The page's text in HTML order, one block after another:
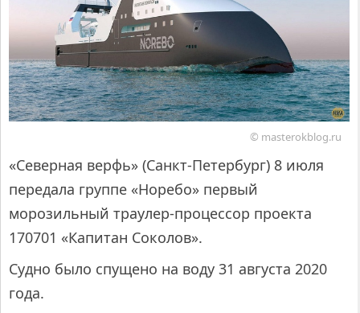
© masterokblog.ru
«Северная верфь» (Санкт-Петербург) 8 июля
передала группе «Норебо» первый
морозильный траулер-процессор проекта
170701 «Капитан Соколов».
Судно было спущено на воду 31 августа 2020
года.